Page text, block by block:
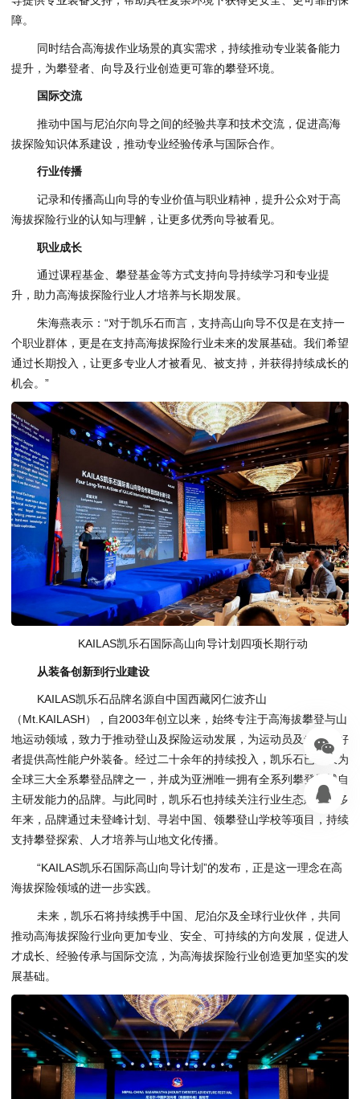
障。
同时结合高海拔作业场景的真实需求，持续推动专业装备能力
提升，为攀登者、向导及行业创造更可靠的攀登环境。
国际交流
推动中国与尼泊尔向导之间的经验共享和技术交流，促进高海
拔探险知识体系建设，推动专业经验传承与国际合作。
行业传播
记录和传播高山向导的专业价值与职业精神，提升公众对于高
海拔探险行业的认知与理解，让更多优秀向导被看见。
职业成长
通过课程基金、攀登基金等方式支持向导持续学习和专业提
升，助力高海拔探险行业人才培养与长期发展。
朱海燕表示：“对于凯乐石而言，支持高山向导不仅是在支持一
个职业群体，更是在支持高海拔探险行业未来的发展基础。我们希望
通过长期投入，让更多专业人才被看见、被支持，并获得持续成长的
机会。”
KAILAS凯乐石国际高山向导计划四项长期行动
从装备创新到行业建设
KAILAS凯乐石品牌名源自中国西藏冈仁波齐山
（Mt.KAILASH），自2003年创立以来，始终专注于高海拔攀登与山
地运动领域，致力于推动登山及探险运动发展，为运动员及专业爱好
者提供高性能户外装备。经过二十余年的持续投入，凯乐石已成长为
全球三大全系攀登品牌之一，并成为亚洲唯一拥有全系列攀登器械自
主研发能力的品牌。与此同时，凯乐石也持续关注行业生态建设。多
年来，品牌通过未登峰计划、寻岩中国、领攀登山学校等项目，持续
支持攀登探索、人才培养与山地文化传播。
“KAILAS凯乐石国际高山向导计划”的发布，正是这一理念在高
海拔探险领域的进一步实践。
未来，凯乐石将持续携手中国、尼泊尔及全球行业伙伴，共同
推动高海拔探险行业向更加专业、安全、可持续的方向发展，促进人
才成长、经验传承与国际交流，为高海拔探险行业创造更加坚实的发
展基础。